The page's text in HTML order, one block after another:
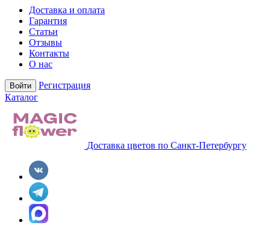
Доставка и оплата
Гарантия
Статьи
Отзывы
Контакты
О нас
Войти
Регистрация
Каталог
Доставка цветов по Санкт-Петербургу